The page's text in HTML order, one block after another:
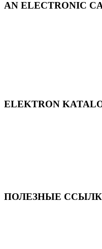
AN ELECTRONIC
ELEKTRON
ПОЛЕЗНЫЕ